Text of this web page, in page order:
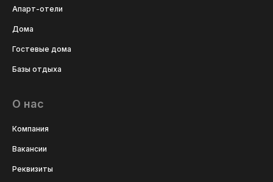
Апарт-отели
Дома
Гостевые дома
Базы отдыха
О нас
Компания
Вакансии
Реквизиты